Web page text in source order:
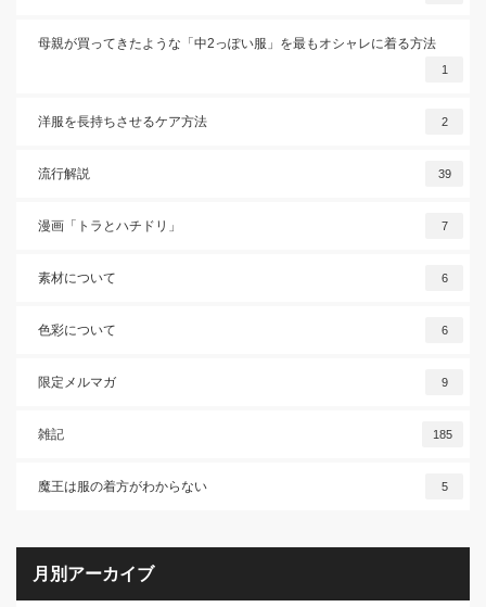
母親が買ってきたような「中2っぽい服」を最もオシャレに着る方法
1
洋服を長持ちさせるケア方法 2
流行解説 39
漫画「トラとハチドリ」 7
素材について 6
色彩について 6
限定メルマガ 9
雑記 185
魔王は服の着方がわからない 5
月別アーカイブ